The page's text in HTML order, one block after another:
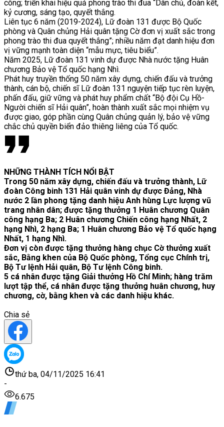
công; triển khai hiệu quả phong trào thi đua “Dân chủ, đoàn kết,
kỷ cương, sáng tạo, quyết thắng.
Liên tục 6 năm (2019-2024), Lữ đoàn 131 được Bộ Quốc
phòng và Quân chủng Hải quân tặng Cờ đơn vị xuất sắc trong
phong trào thi đua quyết thắng”; nhiều năm đạt danh hiệu đơn
vị vững mạnh toàn diện “mẫu mực, tiêu biểu”.
Năm 2025, Lữ đoàn 131 vinh dự được Nhà nước tặng Huân
chương Bảo vệ Tổ quốc hạng Nhì.
Phát huy truyền thống 50 năm xây dựng, chiến đấu và trưởng
thành, cán bộ, chiến sĩ Lữ đoàn 131 nguyện tiếp tục rèn luyện,
phấn đấu, giữ vững và phát huy phẩm chất “Bộ đội Cụ Hồ-
Người chiến sĩ Hải quân”, hoàn thành xuất sắc mọi nhiệm vụ
được giao, góp phần cùng Quân chủng quản lý, bảo vệ vững
chắc chủ quyền biển đảo thiêng liêng của Tổ quốc.
NHỮNG THÀNH TÍCH NỔI BẬT
Trong 50 năm xây dựng, chiến đấu và trưởng thành, Lữ
đoàn Công binh 131 Hải quân vinh dự được Đảng, Nhà
nước 2 lần phong tặng danh hiệu Anh hùng Lực lượng vũ
trang nhân dân; được tặng thưởng 1 Huân chương Quân
công hạng Ba; 2 Huân chương Chiến công hạng Nhất, 2
hạng Nhì, 2 hạng Ba; 1 Huân chương Bảo vệ Tổ quốc hạng
Nhất, 1 hạng Nhì.
Đơn vị còn được tặng thưởng hàng chục Cờ thưởng xuất
sắc, Bằng khen của Bộ Quốc phòng, Tổng cục Chính trị,
Bộ Tư lệnh Hải quân, Bộ Tư lệnh Công binh.
5 cá nhân được tặng Giải thưởng Hồ Chí Minh; hàng trăm
lượt tập thể, cá nhân được tặng thưởng huân chương, huy
chương, cờ, bằng khen và các danh hiệu khác.
Chia sẻ
thứ ba, 04/11/2025 16:41
-
6.675